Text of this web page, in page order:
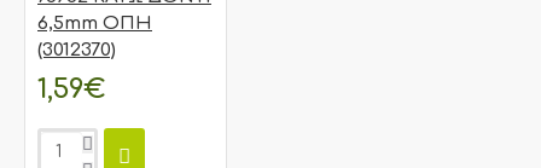
6,5mm ΟΠΗ
(3012370)
1,59€